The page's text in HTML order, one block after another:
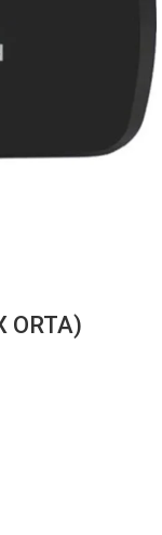
(VR SHINECON (VR BOX ORTA